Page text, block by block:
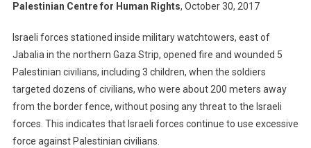
Palestinian Centre for Human Rights, October 30, 2017
Israeli forces stationed inside military watchtowers, east of
Jabalia in the northern Gaza Strip, opened fire and wounded 5
Palestinian civilians, including 3 children, when the soldiers
targeted dozens of civilians, who were about 200 meters away
from the border fence, without posing any threat to the Israeli
forces. This indicates that Israeli forces continue to use excessive
force against Palestinian civilians.